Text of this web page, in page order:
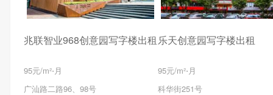
兆联智业968创意园写字楼出租
95元/m²⋅月
广汕路二路96、98号
乐天创意园写字楼出租
95元/m²⋅月
科华街251号